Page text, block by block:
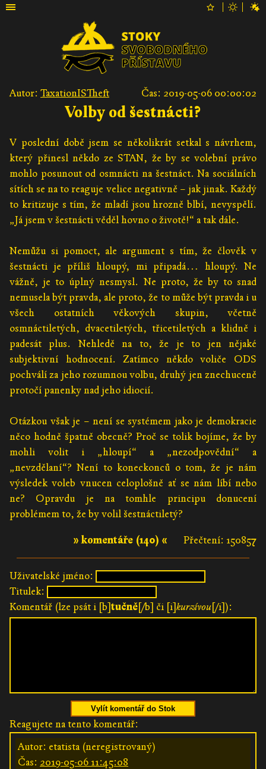
Autor: TaxationISTheft Čas: 2019-05-06 00:00:02
Volby od šestnácti?
V poslední době jsem se několikrát setkal s návrhem,
který přinesl někdo ze STAN, že by se volební právo
mohlo posunout od osmnácti na šestnáct. Na sociálních
sítích se na to reaguje velice negativně – jak jinak. Každý
to kritizuje s tím, že mladí jsou hrozně blbí, nevyspělí.
„Já jsem v šestnácti věděl hovno o životě!“ a tak dále.
Nemůžu si pomoct, ale argument s tím, že člověk v
šestnácti je příliš hloupý, mi připadá… hloupý. Ne
vážně, je to úplný nesmysl. Ne proto, že by to snad
nemusela být pravda, ale proto, že to může být pravda i u
všech ostatních věkových skupin, včetně
osmnáctiletých, dvacetiletých, třicetiletých a klidně i
padesát plus. Nehledě na to, že je to jen nějaké
subjektivní hodnocení. Zatímco někdo voliče ODS
pochválí za jeho rozumnou volbu, druhý jen znechuceně
protočí panenky nad jeho idiocií.
Otázkou však je – není se systémem jako je demokracie
něco hodně špatně obecně? Proč se tolik bojíme, že by
mohli volit i „hloupí“ a „nezodpovědní“ a
„nevzdělaní“? Není to koneckonců o tom, že je nám
výsledek voleb vnucen celoplošně ať se nám líbí nebo
ne? Opravdu je na tomhle principu donucení
problémem to, že by volil šestnáctiletý?
Přečtení: 150857
» komentáře (140) «
Uživatelské jméno:
Titulek:
Komentář (lze psát i [b]tučně[/b] či [i]kurzívou[/i]):
Vylít komentář do Stok
Reagujete na tento komentář:
Autor: etatista (neregistrovaný)
Čas: 2019-05-06 11:45:08